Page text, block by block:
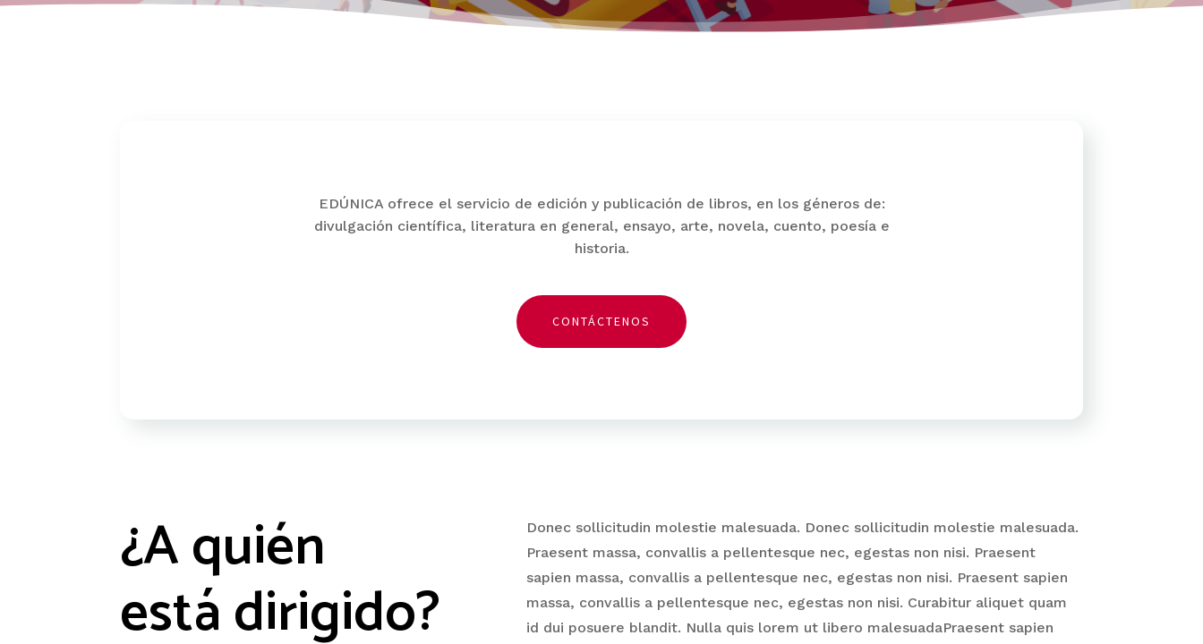
EDÚNICA ofrece el servicio de edición y publicación de libros, en los géneros de:
divulgación científica, literatura en general, ensayo, arte, novela, cuento, poesía e
historia.
CONTÁCTENOS
¿A quién
está dirigido?
Donec sollicitudin molestie malesuada. Donec sollicitudin molestie malesuada.
Praesent massa, convallis a pellentesque nec, egestas non nisi. Praesent
sapien massa, convallis a pellentesque nec, egestas non nisi. Praesent sapien
massa, convallis a pellentesque nec, egestas non nisi. Curabitur aliquet quam
id dui posuere blandit. Nulla quis lorem ut libero malesuadaPraesent sapien